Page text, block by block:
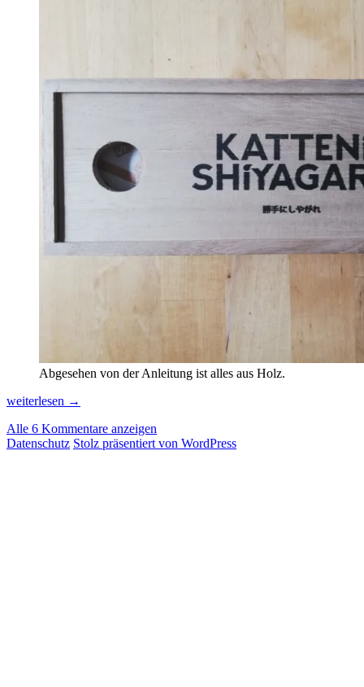
Abgesehen von der Anleitung ist alles aus Holz.
Katteni
Wenn
Vornüberkippen
weiterlesen →
Alle 6 Kommentare anzeigen
Datenschutz Stolz präsentiert von WordPress